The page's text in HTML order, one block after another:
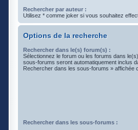
Rechercher par auteur :
Utilisez * comme joker si vous souhaitez
Options de la recherche
Rechercher dans le(s) forum(s) :
Sélectionnez le forum ou les forums dans
sous-forums seront automatiquement inclus
Rechercher dans les sous-forums » affichée
Rechercher dans les sous-forums :